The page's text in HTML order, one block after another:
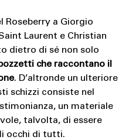
Roseberry a Giorgio
Laurent e Christian
dietro di sé non solo
che raccontano il
. D’altronde un ulteriore
schizzi consiste nel
un materiale
talvolta, di essere
occhi di tutti.